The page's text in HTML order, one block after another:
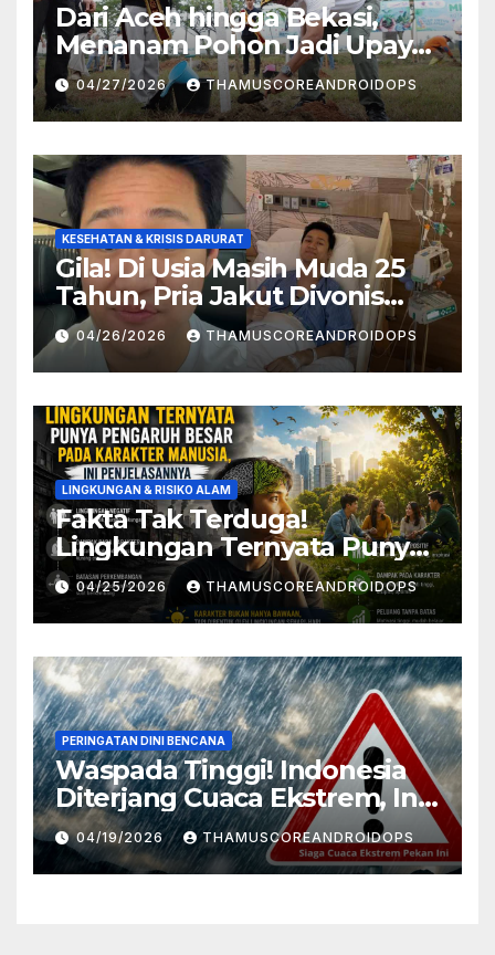
Dari Aceh hingga Bekasi,
Menanam Pohon Jadi Upaya
Redam Bencana Alam
04/27/2026 THAMUSCOREANDROIDOPS
KESEHATAN & KRISIS DARURAT
Gila! Di Usia Masih Muda 25
Tahun, Pria Jakut Divonis
Kanker Limfoma, Ini Dugaan
Penyebabnya
04/26/2026 THAMUSCOREANDROIDOPS
LINGKUNGAN & RISIKO ALAM
Fakta Tak Terduga!
Lingkungan Ternyata Punya
Pengaruh Besar Pada
Karakter Manusia, Ini
Penjelasannya
04/25/2026 THAMUSCOREANDROIDOPS
PERINGATAN DINI BENCANA
Waspada Tinggi! Indonesia
Diterjang Cuaca Ekstrem, Ini
Daftar Daerah Rawan
04/19/2026 THAMUSCOREANDROIDOPS